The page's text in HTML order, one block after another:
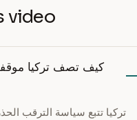
video
كيف تصف تركيا
تركيا تتبع سياسة الترقب